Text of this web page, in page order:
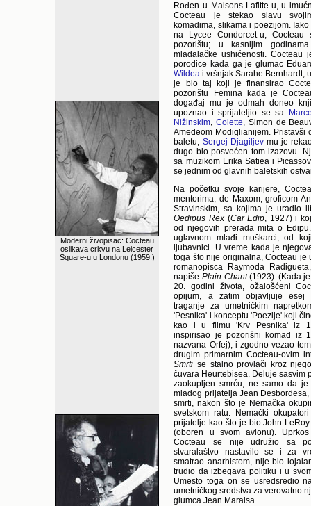
Moderni živopisac: Cocteau
oslikava crkvu na Leicester
Square-u u Londonu (1959.)
Rođen u Maisons-Lafitte-u, u
Cocteau je stekao slavu
komadima, slikama i poezijom.
na Lycee Condorcet-u, Cocteau
pozorištu; u kasnijim
mladalačke ushićenosti. Cocteau
porodice kada ga je glumac
Wildea i vršnjak Sarahe Bernhardt,
je bio taj koji je finansirao
pozorištu Femina kada je
događaj mu je odmah doneo
upoznao i sprijateljio se sa
Nižinskim,Colette, Simon de
Amedeom Modiglianijem.
baletu, Sergej Djagiljevmu je
dugo bio posvećen tom izazovu.
sa muzikom Erika Satiea i
se jednim od glavnih baletskih
Na početku svoje karijere,
mentorima, de Maxom, groficom
Stravinskim, sa kojima je uradio
Oedipus Rex (Car Edip, 1927) i
od njegovih prerada mita o
uglavnom mlađi muškarci, od
ljubavnici. U vreme kada je
toga što nije originalna, Cocteau je
romanopisca Raymoda
napiše Plain-Chant(1923). (Kada
20. godini života, ožalošćeni
opijum, a zatim objavljuje esej
traganje za umetničkim
'Pesnika' i konceptu 'Poezije' koji
kao i u filmu 'Krv Pesnika' iz
inspirisao je pozorišni komad iz
nazvana Orfej), i zgodno vezao
drugim primarnim Cocteau-ovim
Smrti se stalno provlači kroz
čuvara Heurtebisea. Deluje sasvim
zaokupljen smrću; ne samo da
mladog prijatelja Jean
smrti, nakon što je Nemačka
svetskom ratu. Nemački
prijatelje kao što je bio John
(oboren u svom avionu).
Cocteau se nije udružio sa
stvaralaštvo nastavilo se i za
smatrao anarhistom, nije bio
trudio da izbegava politiku i u
Umesto toga on se usredsredio
umetničkog sredstva za verovatno
glumca Jean Maraisa.